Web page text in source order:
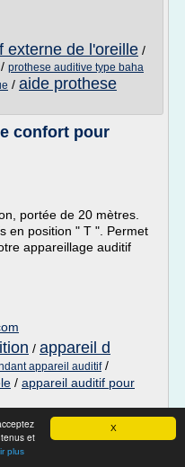
X
et
plus
externe de l'oreille /
/ prothese auditive type baha
/ aide prothese
confort pour
portée de 20 mètres.
en position " T ". Permet
appareillage auditif
/ appareil d
appareil auditif/
/ appareil auditif pour
- maison-